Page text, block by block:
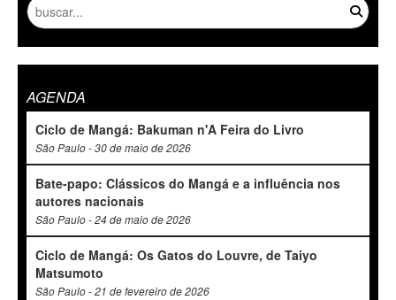
AGENDA
Ciclo de Mangá: Bakuman n'A Feira do Livro
São Paulo - 30 de maio de 2026
Bate-papo: Clássicos do Mangá e a influência nos
autores nacionais
São Paulo - 24 de maio de 2026
Ciclo de Mangá: Os Gatos do Louvre, de Taiyo
Matsumoto
São Paulo - 21 de fevereiro de 2026